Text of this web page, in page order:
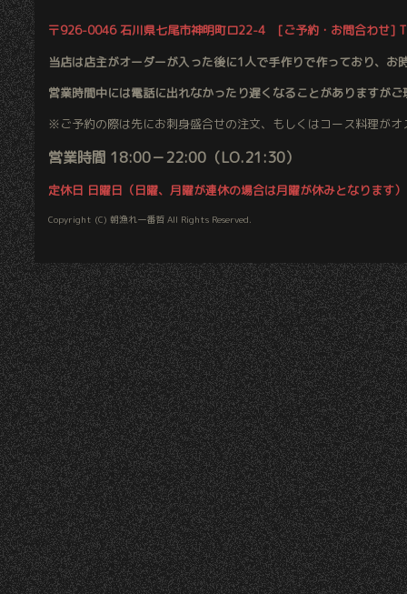
〒926-0046 石川県七尾市神明町ロ22-4 [ご予約・お問合わせ]
当店は店主がオーダーが入った後に1人で手作りで作っており、お
営業時間中には電話に出れなかったり遅くなることがありますがご
※ご予約の際は先にお刺身盛合せの注文、もしくはコース料理がオ
営業時間 18:00－22:00（LO.21:30）
定休日 日曜日（日曜、月曜が連休の場合は月曜が休みとなります）
Copyright (C) 朝漁れ一番哲 All Rights Reserved.